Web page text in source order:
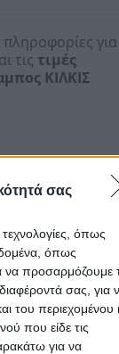
σας
όπως
όπως
να προσαρμόζουμε
σας, για
του περιεχομένου
που είδε τις
για να
τις τιμές
ΚΙΛΚΙΣ
Κίνησης
Υγρών
Αυτοκινήτων